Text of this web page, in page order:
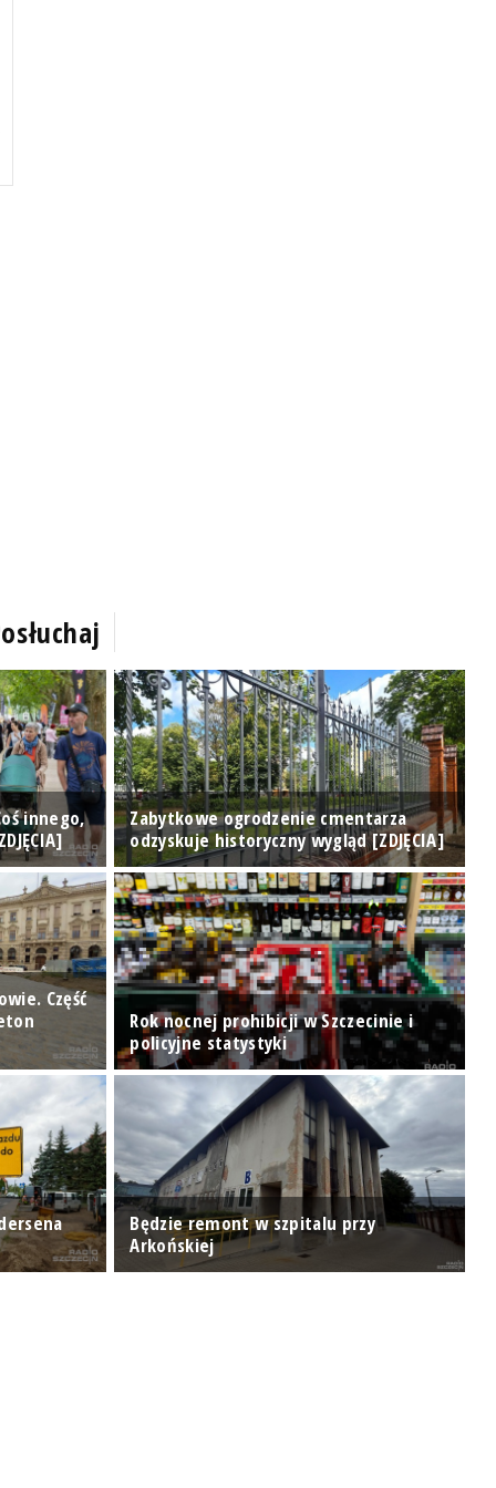
innego,
Zabytkowe ogrodzenie cmentarza
odzyskuje historyczny wygląd [ZDJĘCIA]
Część
Rok nocnej prohibicji w Szczecinie i
policyjne statystyki
Będzie remont w szpitalu przy
Arkońskiej